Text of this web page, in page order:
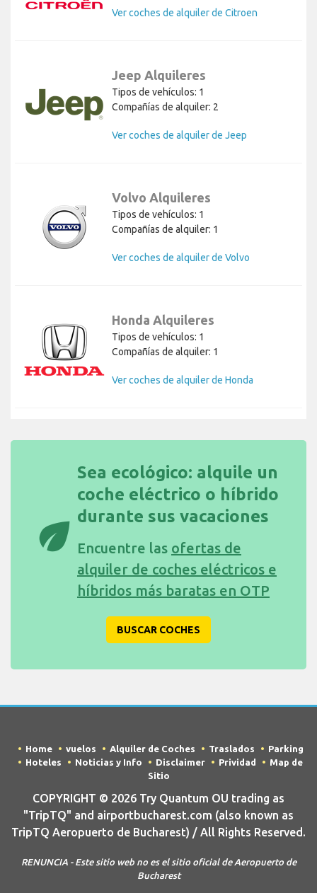
Ver coches de alquiler de Citroen
Jeep Alquileres
Tipos de vehículos: 1
Compañías de alquiler: 2
Ver coches de alquiler de Jeep
Volvo Alquileres
Tipos de vehículos: 1
Compañías de alquiler: 1
Ver coches de alquiler de Volvo
Honda Alquileres
Tipos de vehículos: 1
Compañías de alquiler: 1
Ver coches de alquiler de Honda
eco
Sea ecológico: alquile un
coche eléctrico o híbrido
durante sus vacaciones
Encuentre las ofertas de
alquiler de coches eléctricos e
híbridos más baratas en OTP
BUSCAR COCHES
Home vuelos Alquiler de Coches Traslados
Parking
Hoteles
Noticias y Info Disclaimer Prividad
Map de
Sitio
COPYRIGHT © 2026 Try Quantum OU trading as
"TripTQ" and airportbucharest.com (also known as
TripTQ Aeropuerto de Bucharest) / All Rights Reserved.
RENUNCIA - Este sitio web no es el sitio oficial de Aeropuerto de
Bucharest